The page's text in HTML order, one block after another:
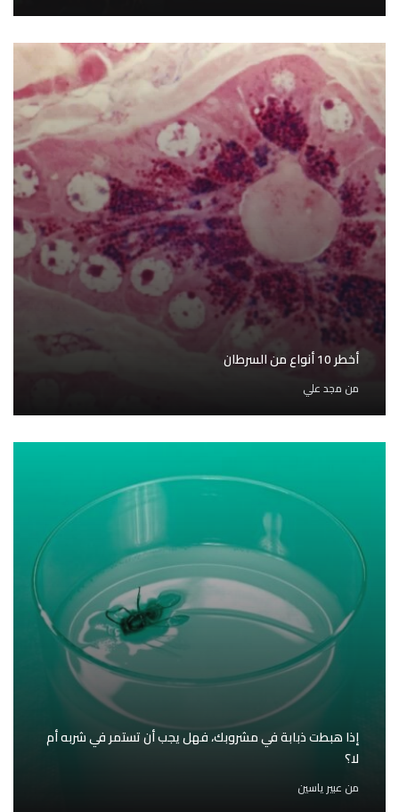
أخطر 10 أنواع من السرطان
من مجد علي
إذا هبطت ذبابة في مشروبك، فهل يجب أن تستمر في شربه أم
لا؟
من عبير ياسين